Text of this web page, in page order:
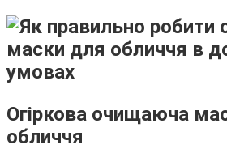
Огіркова очищаюча
обличчя